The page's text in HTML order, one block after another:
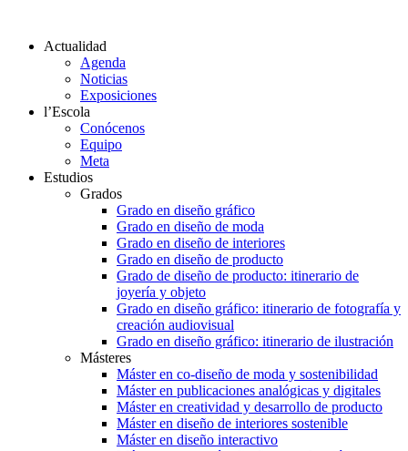
Actualidad
Agenda
Noticias
Exposiciones
l’Escola
Conócenos
Equipo
Meta
Estudios
Grados
Grado en diseño gráfico
Grado en diseño de moda
Grado en diseño de interiores
Grado en diseño de producto
Grado de diseño de producto: itinerario de
joyería y objeto
Grado en diseño gráfico: itinerario de fotografía y
creación audiovisual
Grado en diseño gráfico: itinerario de ilustración
Másteres
Máster en co-diseño de moda y sostenibilidad
Máster en publicaciones analógicas y digitales
Máster en creatividad y desarrollo de producto
Máster en diseño de interiores sostenible
Máster en diseño interactivo